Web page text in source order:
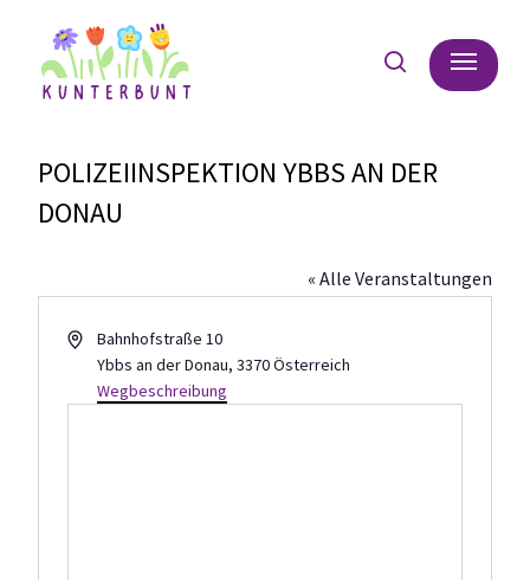
searchMenu
POLIZEIINSPEKTION YBBS AN DER
DONAU
« Alle Veranstaltungen
AdresseBahnhofstraße 10
Ybbs an der Donau, 3370Österreich
Wegbeschreibung